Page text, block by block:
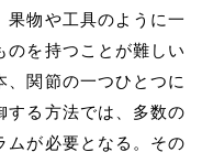
果物や工具のように一
のを持つことが難しい
、関節の一つひとつに
する方法では、多数の
ムが必要となる。その